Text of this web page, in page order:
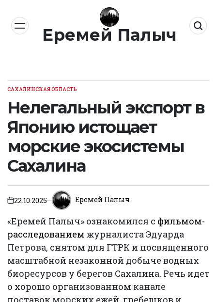
содержимомуЕремей Палыч
ОПУБЛИКОВАНО
САХАЛИНСКАЯ ОБЛАСТЬ
Нелегальный экспорт в
Японию истощает
морские экосистемы
Сахалина
on22.10.2025 Еремей Палыч
«Еремей Палыч» ознакомился с фильмом-
расследованием журналиста Эдуарда
Петрова, снятом для ГТРК и посвященного
масштабной незаконной добыче водных
биоресурсов у берегов Сахалина. Речь идет
о хорошо организованном канале
поставок морских ежей, гребешков и